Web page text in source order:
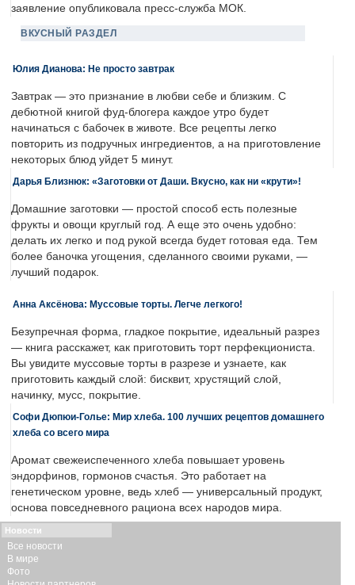
заявление опубликовала пресс-служба МОК.
ВКУСНЫЙ РАЗДЕЛ
Юлия Дианова: Не просто завтрак
Завтрак — это признание в любви себе и близким. С
дебютной книгой фуд-блогера каждое утро будет
начинаться с бабочек в животе. Все рецепты легко
повторить из подручных ингредиентов, а на приготовление
некоторых блюд уйдет 5 минут.
Дарья Близнюк: «Заготовки от Даши. Вкусно, как ни «крути»!
Домашние заготовки — простой способ есть полезные
фрукты и овощи круглый год. А еще это очень удобно:
делать их легко и под рукой всегда будет готовая еда. Тем
более баночка угощения, сделанного своими руками, —
лучший подарок.
Анна Аксёнова: Муссовые торты. Легче легкого!
Безупречная форма, гладкое покрытие, идеальный разрез
— книга расскажет, как приготовить торт перфекциониста.
Вы увидите муссовые торты в разрезе и узнаете, как
приготовить каждый слой: бисквит, хрустящий слой,
начинку, мусс, покрытие.
Софи Дюпюи-Голье: Мир хлеба. 100 лучших рецептов домашнего
хлеба со всего мира
Аромат свежеиспеченного хлеба повышает уровень
эндорфинов, гормонов счастья. Это работает на
генетическом уровне, ведь хлеб — универсальный продукт,
основа повседневного рациона всех народов мира.
Новости
Все новости
В мире
Фото